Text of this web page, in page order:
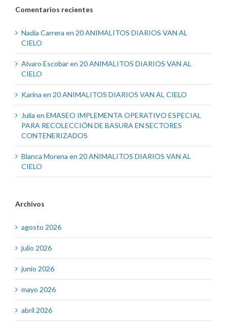
Comentarios recientes
Nadia Carrera en 20 ANIMALITOS DIARIOS VAN AL
CIELO
Alvaro Escobaren 20 ANIMALITOS DIARIOS VAN AL
CIELO
Karina en 20 ANIMALITOS DIARIOS VAN AL CIELO
Julia en EMASEO IMPLEMENTA OPERATIVO ESPECIAL
PARA RECOLECCIÓN DE BASURA EN SECTORES
CONTENERIZADOS
Blanca Morena en 20 ANIMALITOS DIARIOS VAN AL
CIELO
Archivos
agosto 2026
julio 2026
junio 2026
mayo 2026
abril 2026